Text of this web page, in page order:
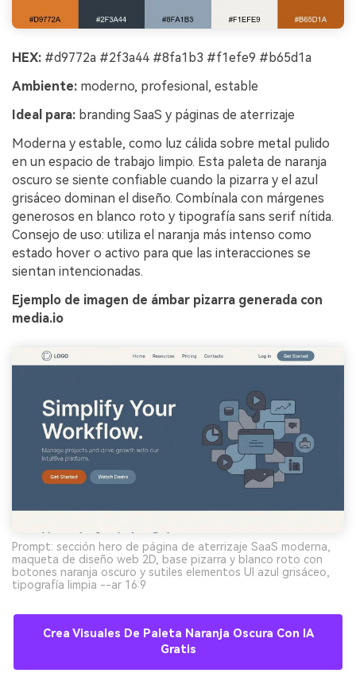
HEX: #d9772a #2f3a44 #8fa1b3 #f1efe9 #b65d1a
Ambiente: moderno, profesional, estable
Ideal para: branding SaaS y páginas de aterrizaje
Moderna y estable, como luz cálida sobre metal pulido
en un espacio de trabajo limpio. Esta paleta de naranja
oscuro se siente confiable cuando la pizarra y el azul
grisáceo dominan el diseño. Combínala con márgenes
generosos en blanco roto y tipografía sans serif nítida.
Consejo de uso: utiliza el naranja más intenso como
estado hover o activo para que las interacciones se
sientan intencionadas.
Ejemplo de imagen de ámbar pizarra generada con
media.io
Prompt: sección hero de página de aterrizaje SaaS moderna,
maqueta de diseño web 2D, base pizarra y blanco roto con
botones naranja oscuro y sutiles elementos UI azul grisáceo,
tipografía limpia --ar 16:9
Crea Visuales De Paleta Naranja Oscura Con IA
Gratis